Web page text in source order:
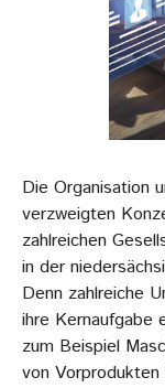
Die Organisation
verzweigten
zahlreichen
in der
Denn zahlreiche
ihre Kernaufgabe
zum Beispiel
von